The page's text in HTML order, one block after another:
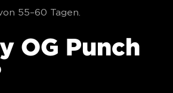
55–60 Tagen.
OG Punch